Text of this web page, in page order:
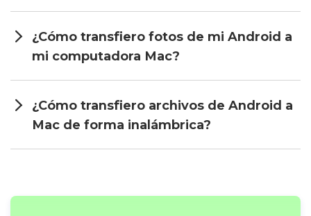
¿Cómo transfiero fotos de mi Android a
mi computadora Mac?
¿Cómo transfiero archivos de Android a
Mac de forma inalámbrica?